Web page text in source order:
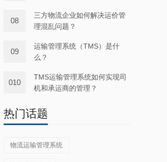
08
三方物流企业如何解决运价管
理混乱问题？
09
运输管理系统（TMS）是什
么？
010
TMS运输管理系统如何实现司
机和承运商的管理？
热门话题
物流运输管理系统